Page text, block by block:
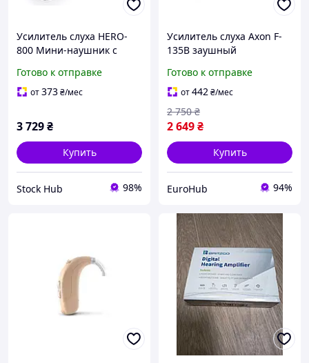
Усилитель слуха HERO-
800 Мини-наушник с
Профессиональный
Bluetooth-наушник
Готово к отправке
от373₴/мес
3 729₴
Купить
Stock Hub 98%
Усилитель слуха Axon F-
135B заушный
Готово к отправке
от442₴/мес
2 649₴
2 750 ₴
Купить
EuroHub 94%